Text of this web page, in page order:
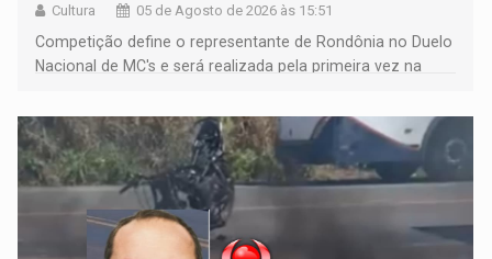
Cultura 05 de Agosto de 2026 às 15:51
Competição define o representante de Rondônia no Duelo
Nacional de MC's e será realizada pela primeira vez na